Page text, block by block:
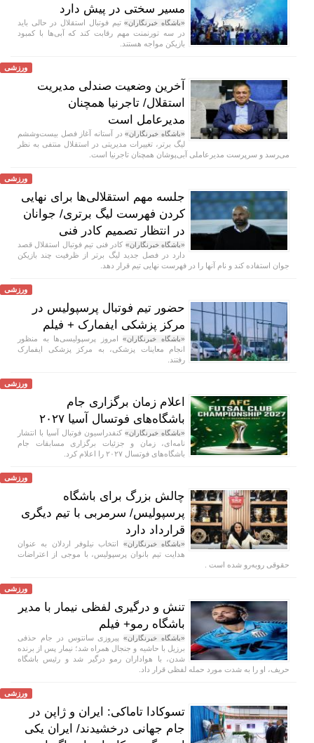
مسیر سختی در پیش دارد
«باشگاه خبرنگاران»تیم فوتبال استقلال در حالی باید
در سه تورنمنت مهم رقابت کند که آبی‌ها با کمبود
بازیکن مواجه هستند.
ورزشی
آخرین وضعیت صندلی مدیریت
استقلال/ تاجرنیا همچنان
مدیرعامل است
«باشگاه خبرنگاران»در آستانه آغاز فصل بیست‌وششم
لیگ برتر، تغییرات مدیریتی در استقلال منتفی به نظر
می‌رسد و سرپرست مدیرعاملی آبی‌پوشان همچنان تاجرنیا است.
ورزشی
جلسه مهم استقلالی‌ها برای نهایی
کردن فهرست لیگ برتری/ جوانان
در انتظار تصمیم کادر فنی
«باشگاه خبرنگاران» کادر فنی تیم فوتبال استقلال قصد
دارد در فصل جدید لیگ برتر از ظرفیت چند بازیکن
جوان استفاده کند و نام آنها را در فهرست نهایی تیم قرار دهد.
ورزشی
حضور تیم فوتبال پرسپولیس در
مرکز پزشکی ایفمارک + فیلم
«باشگاه خبرنگاران»امروز پرسپولیسی‌ها به منظور
انجام معاینات پزشکی، به مرکز پزشکی ایفمارک
رفتند.
ورزشی
اعلام زمان برگزاری جام
باشگاه‌های فوتسال آسیا ۲۰۲۷
«باشگاه خبرنگاران» کنفدراسیون فوتبال آسیا با انتشار
نامه‌ای، زمان و جزئیات برگزاری مسابقات جام
باشگاه‌های فوتسال ۲۰۲۷ را اعلام کرد.
ورزشی
چالش بزرگ برای باشگاه
پرسپولیس/ سرمربی با تیم دیگری
قرارداد دارد
«باشگاه خبرنگاران» انتخاب نیلوفر اردلان به عنوان
هدایت تیم بانوان پرسپولیس، با موجی از اعتراضات
حقوقی روبه‌رو شده است .
ورزشی
تنش و درگیری لفظی نیمار با مدیر
باشگاه رمو+ فیلم
«باشگاه خبرنگاران»پیروزی سانتوس در جام حذفی
برزیل با حاشیه و جنجال همراه شد؛ نیمار پس از برنده
شدن، با هواداران رمو درگیر شد و رئیس باشگاه
حریف، او را به شدت مورد حمله لفظی قرار داد.
ورزشی
تسوکادا تاماکی: ایران و ژاپن در
جام جهانی درخشیدند/ ایران یکی